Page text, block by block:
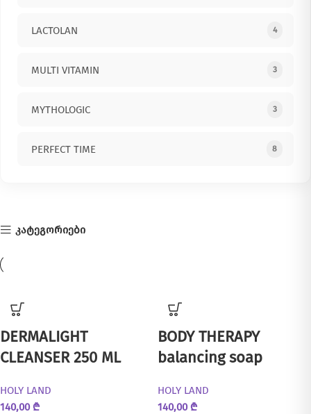
LACTOLAN 4
MULTI VITAMIN 3
MYTHOLOGIC 3
PERFECT TIME 8
კატეგორიები
DERMALIGHT
CLEANSER 250 ML
HOLY LAND
140,00₾
BODY THERAPY
balancing soap
HOLY LAND
140,00₾